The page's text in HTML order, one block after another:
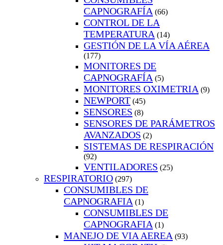
CAPNOGRAFÍA (66)
CONTROL DE LA
TEMPERATURA (14)
GESTIÓN DE LA VÍA AÉREA
(177)
MONITORES DE
CAPNOGRAFÍA (5)
MONITORES OXIMETRIA (9)
NEWPORT (45)
SENSORES (8)
SENSORES DE PARÁMETROS
AVANZADOS (2)
SISTEMAS DE RESPIRACIÓN
(92)
VENTILADORES (25)
RESPIRATORIO (297)
CONSUMIBLES DE
CAPNOGRAFIA (1)
CONSUMIBLES DE
CAPNOGRAFIA (1)
MANEJO DE VIA AEREA (93)